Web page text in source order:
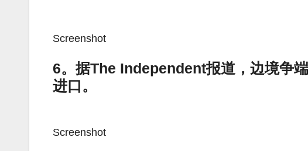
Screenshot
6。据The Independent报道，边境争
进口。
Screenshot